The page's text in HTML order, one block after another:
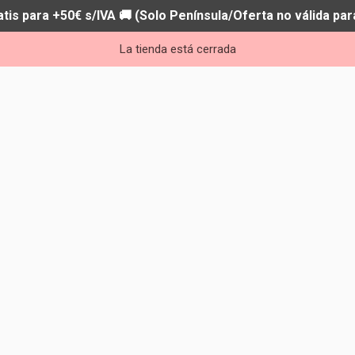
para +50€ s/IVA 🚚 (Solo Península/Oferta no válida
La tienda está cerrada